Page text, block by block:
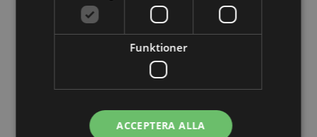
Nya Världsbanksregler öppnar för
svenska företag – lär dig vinna
upphandlingar med våra nya kurser
26/02/2025
Detta innebär
Funktioner
ACCEPTERA ALLA